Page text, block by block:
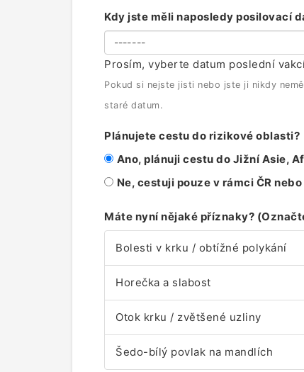
Kdy jste měli naposledy posilovací
Prosím, vyberte datum poslední
Pokud si nejste jisti nebo jste ji nikdy
staré datum.
Plánujete cestu do rizikové oblasti?
Ano, plánuji cestu do Jižní Asie,
Ne, cestuji pouze v rámci ČR
Máte nyní nějaké příznaky?
Bolesti v krku / obtížné polykání
Horečka a slabost
Otok krku / zvětšené uzliny
Šedo-bílý povlak na mandlích